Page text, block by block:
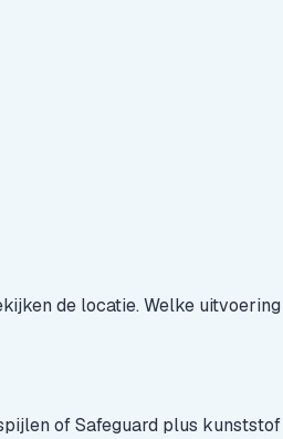
de locatie. Welke
of Safeguard plus